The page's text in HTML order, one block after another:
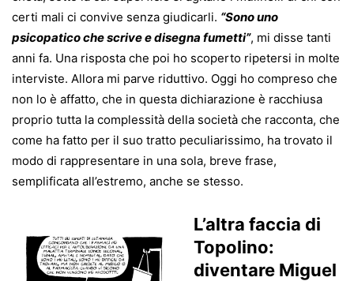
certi mali ci convive senza giudicarli. “Sono uno
psicopatico che scrive e disegna fumetti”, mi disse tanti
anni fa. Una risposta che poi ho scoperto ripetersi in molte
interviste. Allora mi parve riduttivo. Oggi ho compreso che
non lo è affatto, che in questa dichiarazione è racchiusa
proprio tutta la complessità della società che racconta, che
come ha fatto per il suo tratto peculiarissimo, ha trovato il
modo di rappresentare in una sola, breve frase,
semplificata all’estremo, anche se stesso.
L’altra faccia di
Topolino:
diventare Miguel